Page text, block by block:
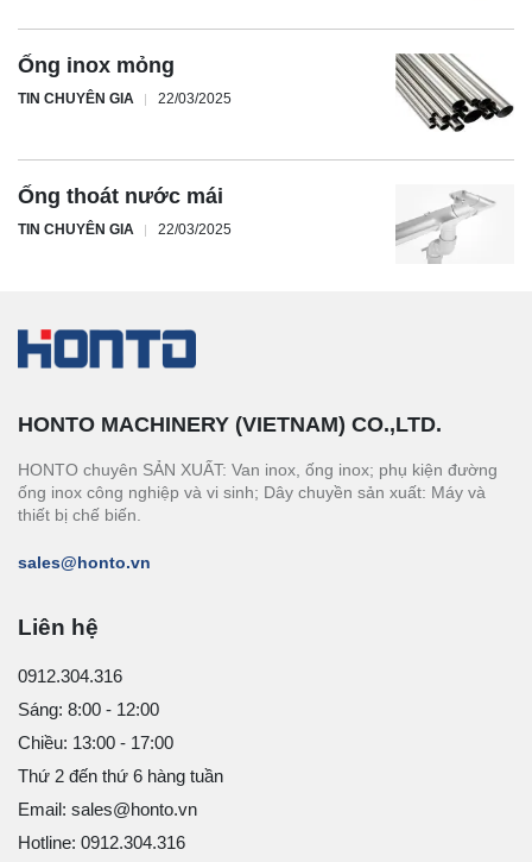
Ống inox mỏng
TIN CHUYÊN GIA 22/03/2025
Ống thoát nước mái
TIN CHUYÊN GIA 22/03/2025
HONTO MACHINERY (VIETNAM) CO.,LTD.
HONTO chuyên SẢN XUẤT: Van inox, ống inox; phụ kiện đường
ống inox công nghiệp và vi sinh; Dây chuyền sản xuất: Máy và
thiết bị chế biến.
sales@honto.vn
Liên hệ
0912.304.316
Sáng: 8:00 - 12:00
Chiều: 13:00 - 17:00
Thứ 2 đến thứ 6 hàng tuần
Email: sales@honto.vn
Hotline: 0912.304.316